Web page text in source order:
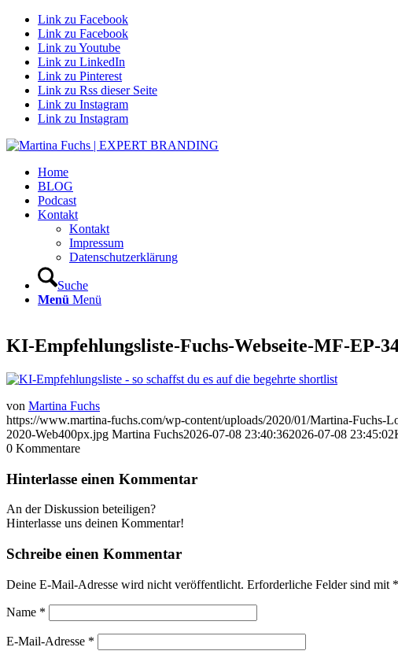
Link zu Facebook
Link zu Facebook
Link zu Youtube
Link zu LinkedIn
Link zu Pinterest
Link zu Rss dieser Seite
Link zu Instagram
Link zu Instagram
Home
BLOG
Podcast
Kontakt
Kontakt
Impressum
Datenschutzerklärung
Suche
Menü Menü
KI-Empfehlungsliste-Fuchs-Webseite-MF-EP-
von Martina Fuchs
https://www.martina-fuchs.com/wp-content/uploads/2020/01/Martina-Fuchs-
2020-Web400px.jpg Martina Fuchs2026-07-08 23:40:362026-07-08 23:45:02
0 Kommentare
Hinterlasse einen Kommentar
An der Diskussion beteiligen?
Hinterlasse uns deinen Kommentar!
Schreibe einen Kommentar
Deine E-Mail-Adresse wird nicht veröffentlicht. Erforderliche Felder sind mit *
Name *
E-Mail-Adresse *